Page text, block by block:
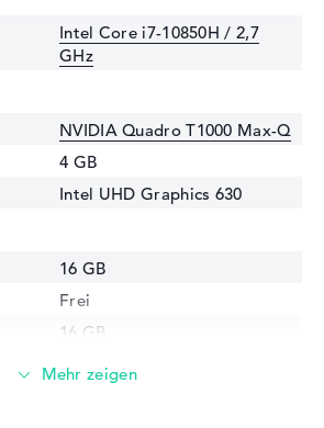
Intel Core i7-10850H / 2,7
GHz
NVIDIA Quadro T1000 Max-Q
4 GB
Intel UHD Graphics 630
16 GB
Frei
16 GB
DDR4 SDRAM - PC4-25600 -
3200 MHz